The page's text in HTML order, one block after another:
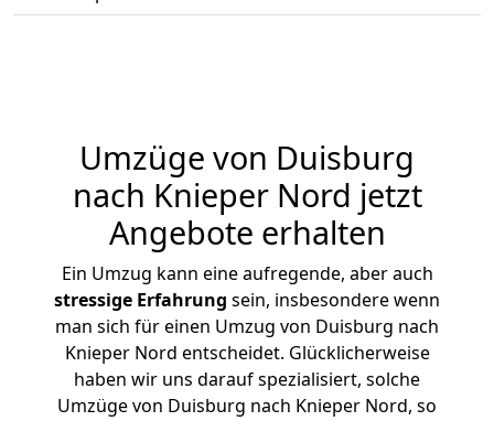
Umzüge von Duisburg
nach Knieper Nord jetzt
Angebote erhalten
Ein Umzug kann eine aufregende, aber auch
stressige Erfahrung sein, insbesondere wenn
man sich für einen Umzug von Duisburg nach
Knieper Nord entscheidet. Glücklicherweise
haben wir uns darauf spezialisiert, solche
Umzüge von Duisburg nach Knieper Nord, so